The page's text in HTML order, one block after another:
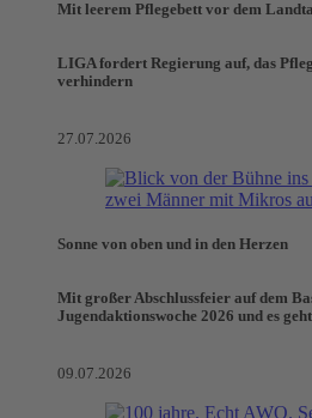
Mit leerem Pflegebett vor dem
LIGA fordert Regierung auf, das
verhindern
27.07.2026
Sonne von oben und in den Herzen
Mit großer Abschlussfeier auf dem
Jugendaktionswoche 2026 und es
09.07.2026